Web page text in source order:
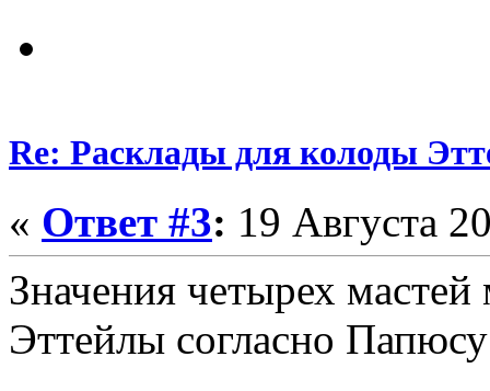
Re: Расклады для колоды
« Ответ #3: 19 Августа
Значения четырех
Эттейлы согласно Папюсу